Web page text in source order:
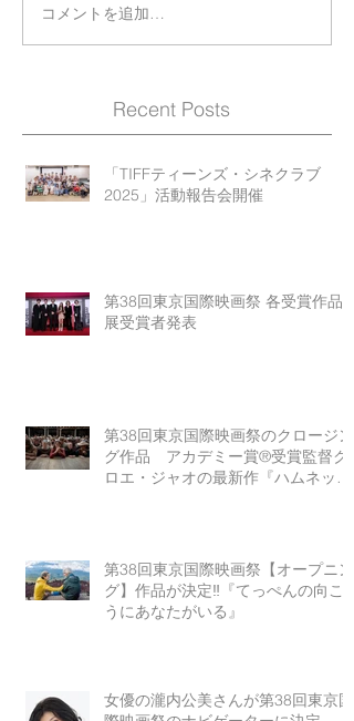
コメントを追加…
Recent Posts
「TIFFティーンズ・シネクラブ
2025」活動報告会開催
第38回東京国際映画祭 各受賞作品
展受賞者発表
第38回東京国際映画祭のクロージン
グ作品 アカデミー賞®受賞監督ク
ロエ・ジャオの最新作『ハムネッ
第38回東京国際映画祭【オープニン
グ】作品が決定‼『てっぺんの向こ
うにあなたがいる』
女優の瀧内公美さんが第38回東京国